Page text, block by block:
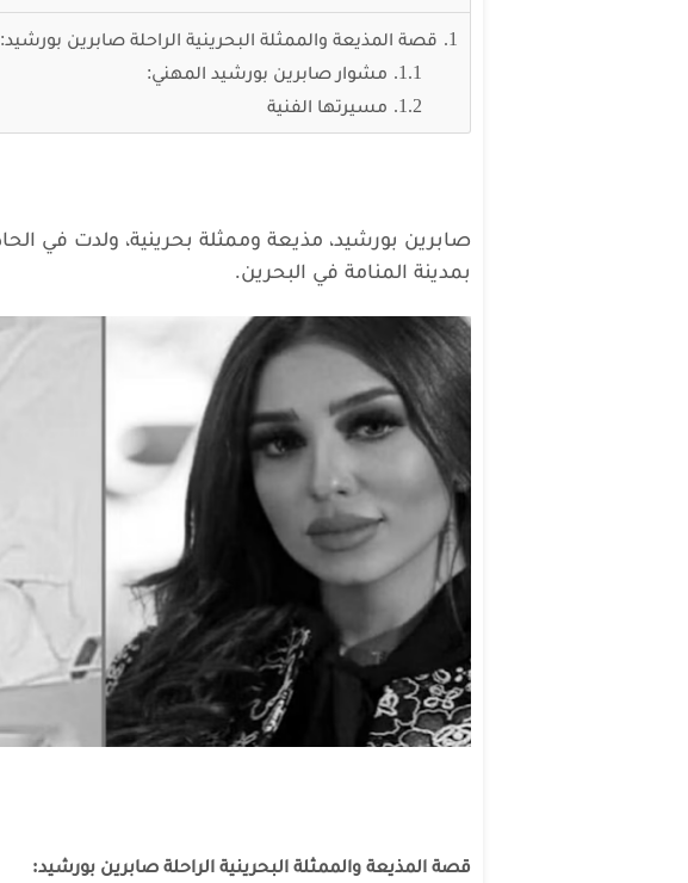
قصة المذيعة والممثلة البحرينية الراحلة صابرين بورشيد:
مشوار صابرين بورشيد المهني:
مسيرتها الفنية
بمدينة المنامة في البحرين.
قصة المذيعة والممثلة البحرينية الراحلة صابرين بورشيد: